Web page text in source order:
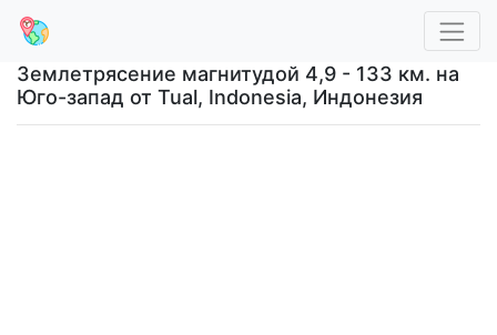
Землетрясение магнитудой 4,9 - 133 км. на
Юго-запад от Tual, Indonesia, Индонезия